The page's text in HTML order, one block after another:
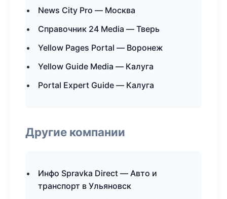
News City Pro — Москва
Справочник 24 Media — Тверь
Yellow Pages Portal — Воронеж
Yellow Guide Media — Калуга
Portal Expert Guide — Калуга
Другие компании
Инфо Spravka Direct — Авто и
транспорт в Ульяновск